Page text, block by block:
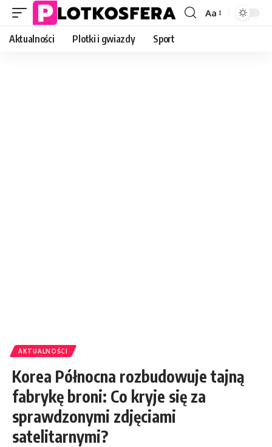
Font
Aa
Aktualności Plotki i gwiazdy Sport
AKTUALNOŚCI
Korea Północna rozbudowuje tajną
fabrykę broni: Co kryje się za
sprawdzonymi zdjęciami
satelitarnymi?